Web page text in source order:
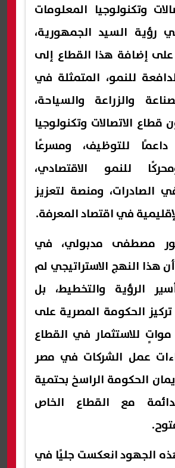
وتكنولوجيا المعلومات
رؤية السيد الجمهورية،
إضافة هذا القطاع إلى
للنمو، المتمثلة في
والزراعة والسياحة،
الاتصالات وتكنولوجيا
داعمًا للتوظيف، ومسرعًا
للنمو الاقتصادي،
الصادرات، ومنصة لتعزيز
في اقتصاد المعرفة.
مصطفى مدبولي، في
هذا النهج الاستراتيجي لم
الرؤية والتخطيط، بل
الحكومة المصرية على
للاستثمار في القطاع
عمل الشركات في مصر
الحكومة الراسخ بحتمية
مع القطاع الخاص
الجهود انعكست جليًا في